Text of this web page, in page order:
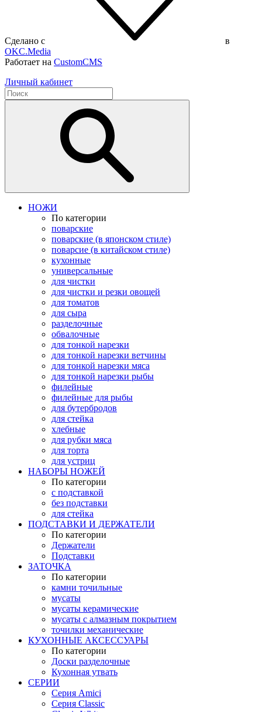
Сделано с
в
OKC.Media
Работает на CustomCMS
Личный кабинет
НОЖИ
По категории
поварские
поварские (в японском стиле)
поварсие (в китайском стиле)
кухонные
универсальные
для чистки
для чистки и резки овощей
для томатов
для сыра
разделочные
обвалочные
для тонкой нарезки
для тонкой нарезки ветчины
для тонкой нарезки мяса
для тонкой нарезки рыбы
филейные
филейные для рыбы
для бутербродов
для стейка
хлебные
для рубки мяса
для торта
для устриц
НАБОРЫ НОЖЕЙ
По категории
с подставкой
без подставки
для стейка
ПОДСТАВКИ И ДЕРЖАТЕЛИ
По категории
Держатели
Подставки
ЗАТОЧКА
По категории
камни точильные
мусаты
мусаты керамические
мусаты с алмазным покрытием
точилки механические
КУХОННЫЕ АКСЕССУАРЫ
По категории
Доски разделочные
Кухонная утвать
СЕРИИ
Серия Amici
Серия Classic